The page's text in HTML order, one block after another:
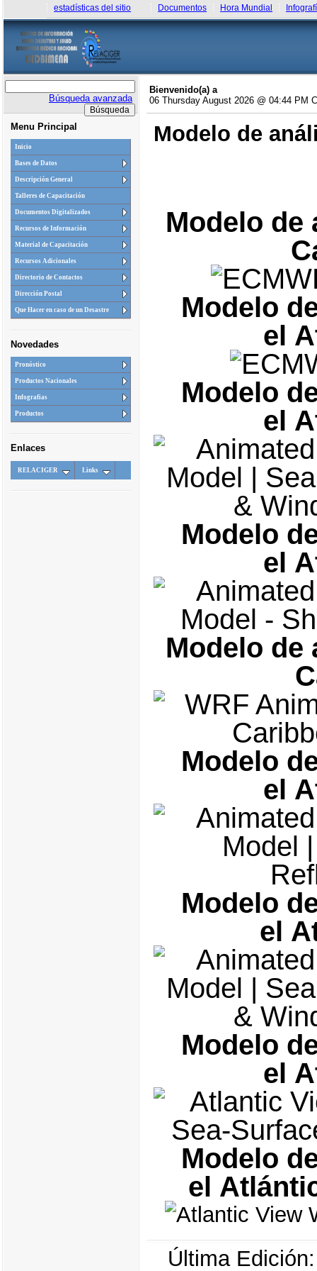
estadísticas del sitio Documentos Hora Mundial
Búsqueda avanzada
Menu Principal
Inicio
Bases de Datos
Descripción General
Talleres de Capacitación
Documentos Digitalizados
Recursos de Información
Material de Capacitación
Recursos Adicionales
Directorio de Contactos
Dirección Postal
Que Hacer en caso de un Desastre
Novedades
Pronóstico
Productos Nacionales
Infografias
Productos
Enlaces
RELACIGER Links
Bienvenido(a) a
06 Thursday August 2026 @ 04:44 PM
Modelo de
Modelo de
Modelo
el
Modelo
el
Modelo
el
Modelo de
Modelo
el
Modelo
el
Modelo
el
Modelo
el
Última